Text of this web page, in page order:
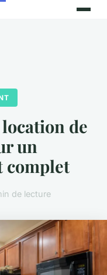
de
un
complet
de lecture